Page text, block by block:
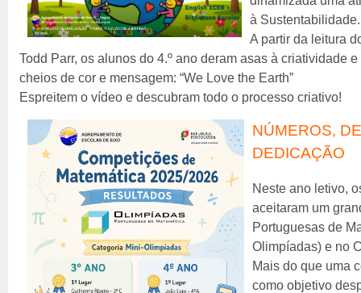
à Sustentabilidade.
A partir da leitura
Todd Parr, os alunos do 4.º ano deram asas à criatividade
cheios de cor e mensagem: “We Love the Earth”
Espreitem o vídeo e descubram todo o processo criativo!
NÚMEROS,
DEDICAÇÃO
Neste ano letivo,
aceitaram um
Portuguesas de
Olimpíadas) e no
Mais do que uma
como objetivo